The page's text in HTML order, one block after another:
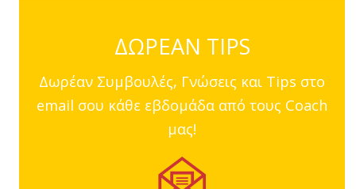
ΔΩΡΕΑΝ TIPS
Δωρέαν Συμβουλές, Γνώσεις και Tips στο
email σου κάθε εβδομάδα από τους Coach
μας!